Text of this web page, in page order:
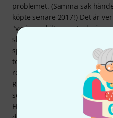
problemet. (Samma sak
köpte senare 2017!) Det är
"varje enskilt munstycke är
slutinspektion". För säkerhets
spetsöppningarna med
toleransgränserna. Men
respons, intonation, såväl
RCGM-munstyckena de
sopransaxofon för jazzbruk!
FL-ligatur och tycker att